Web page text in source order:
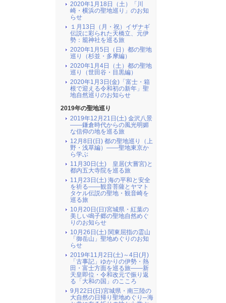
2020年1月18日（土）「川
崎・横浜の聖地巡り」のお知
らせ
１月13日（月・祝）イザナギ
伝説に彩られた天橋立、元伊
勢：籠神社を巡る旅
2020年1月5日（日）都の聖地
巡り（杉並・多摩編）
2020年1月4日（土）都の聖地
巡り（世田谷・目黒編）
2020年1月3日(金)「富士・箱
根で迎える令和初の新年」聖
地自然巡りのお知らせ
2019年の聖地巡り
2019年12月21日(土) 金沢八景
――鎌倉時代からの風光明媚
な信仰の地を巡る旅
12月8日(日) 都の聖地巡り（上
野・浅草編）――聖地東京か
ら学ぶ
11月30日(土) 皇居(大嘗宮)と
都内五大寺院を巡る旅
11月23日(土) 海の平和と安全
を祈る――観音菩薩とヤマト
タケル伝説の聖地・観音崎を
巡る旅
10月20日(日)宮城県・紅葉の
美しい鳴子郷の聖地自然めぐ
りのお知らせ
10月26日(土) 関東屈指の霊山
「御岳山」聖地めぐりのお知
らせ
2019年11月2日(土)～4日(月)
「古事記」ゆかりの伊勢・熱
田・富士方面を巡る旅――新
天皇即位・令和改元で振り返
る「大和の国」のこころ
9月22日(日)宮城県・南三陸の
大自然の日帰り聖地めぐり─海